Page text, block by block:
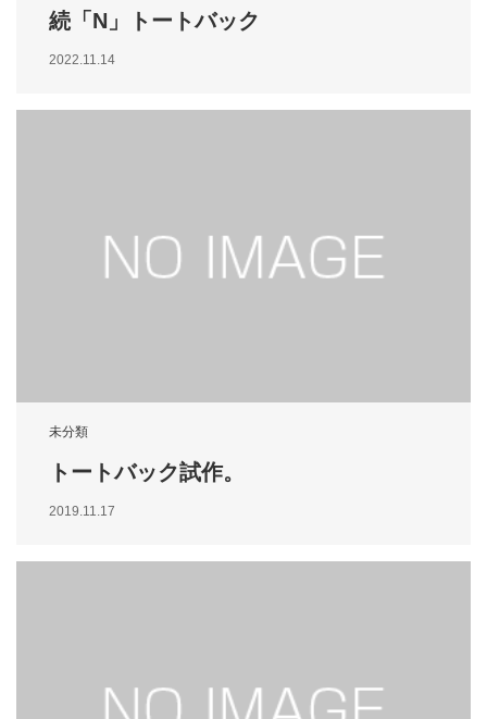
続「N」トートバック
2022.11.14
未分類
トートバック試作。
2019.11.17